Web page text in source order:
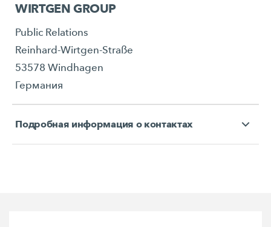
WIRTGEN GROUP
Public Relations
Reinhard-Wirtgen-Straße
53578 Windhagen
Германия
Подробная информация о контактах